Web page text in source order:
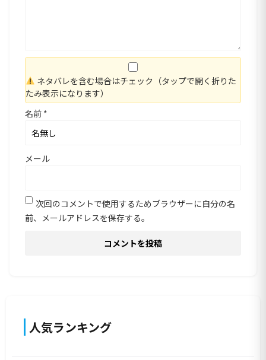
ネタバレを含む場合はチェック（タップで開く折りた
たみ表示になります）
名前 *
メール
次回のコメントで使用するためブラウザーに自分の名
前、メールアドレスを保存する。
人気ランキング